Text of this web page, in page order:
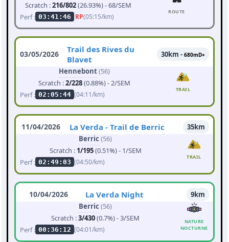
Scratch :216/802(26.93%) - 68/SEM
Perf : 03:41:46 RP(05:15/km)
ROUTE
03/05/2026
Trail des Rives du
Blavet
30km - 680mD+
Hennebont(56)
Scratch :2/228(0.88%) - 2/SEM
Perf : 02:05:44 (04:11/km)
TRAIL
11/04/2026 La Verda - Trail de Berric
35km
Berric (56)
Scratch : 1/195(0.51%) - 1/SEM
Perf : 02:49:03 (04:50/km)
TRAIL
10/04/2026 La Verda Night
9km
Berric (56)
Scratch :3/430(0.7%) - 3/SEM
Perf : 00:36:12 (04:01/km)
NATURE
NOCTURNE